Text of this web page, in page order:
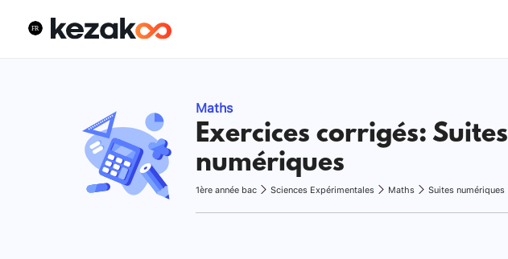
Maths
Exercices corrigés: Suites
numériques
1ère année bac Sciences Expérimentales Maths Suites numériques